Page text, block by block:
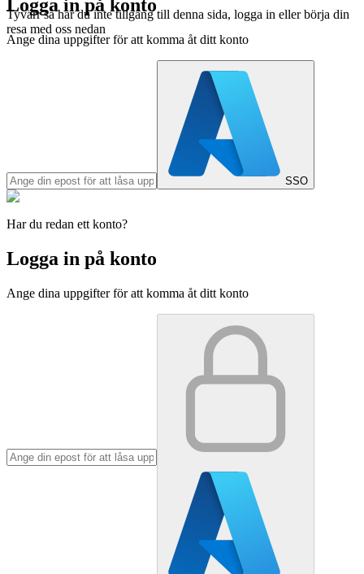
Tyvärr så har du inte tillgång till denna sida, logga in eller börja din
resa med oss nedan
Logga in på konto
Ange dina uppgifter för att komma åt ditt konto
SSO
Har du redan ett konto?
Logga in på konto
Ange dina uppgifter för att komma åt ditt konto